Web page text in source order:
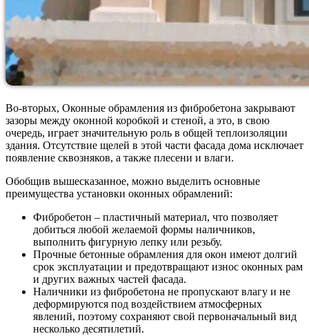
Во-вторых, Оконные обрамления из фибробетона закрывают
зазоры между оконной коробкой и стеной, а это, в свою
очередь, играет значительную роль в общей теплоизоляции
здания. Отсутствие щелей в этой части фасада дома исключает
появление сквозняков, а также плесени и влаги.
Обобщив вышесказанное, можно выделить основные
преимущества установки оконных обрамлений:
Фибробетон – пластичный материал, что позволяет
добиться любой желаемой формы наличников,
выполнить фигурную лепку или резьбу.
Прочные бетонные обрамления для окон имеют долгий
срок эксплуатации и предотвращают износ оконных рам
и других важных частей фасада.
Наличники из фибробетона не пропускают влагу и не
деформируются под воздействием атмосферных
явлений, поэтому сохраняют свой первоначальный вид
несколько десятилетий.